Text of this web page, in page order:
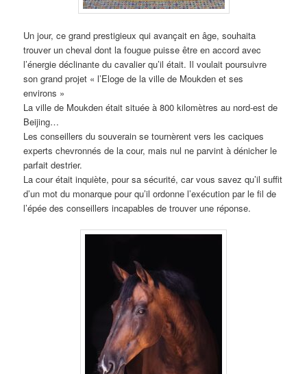
Un jour, ce grand prestigieux qui avançait en âge, souhaita
trouver un cheval dont la fougue puisse être en accord avec
l’énergie déclinante du cavalier qu’il était. Il voulait poursuivre
son grand projet « l’Eloge de la ville de Moukden et ses
environs »
La ville de Moukden était située à 800 kilomètres au nord-est de
Beijing…
Les conseillers du souverain se tournèrent vers les caciques
experts chevronnés de la cour, mais nul ne parvint à dénicher le
parfait destrier.
La cour était inquiète, pour sa sécurité, car vous savez qu’il suffit
d’un mot du monarque pour qu’il ordonne l’exécution par le fil de
l’épée des conseillers incapables de trouver une réponse.